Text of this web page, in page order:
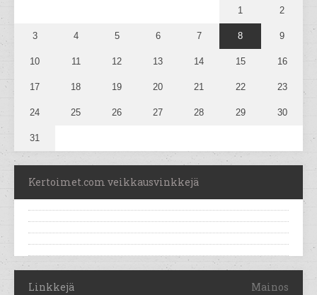
1 2
3 4 5 6 7 8 9
10 11 12 13 14 15 16
17 18 19 20 21 22 23
24 25 26 27 28 29 30
31
Kertoimet.com veikkausvinkkejä
Linkkejä Mainos